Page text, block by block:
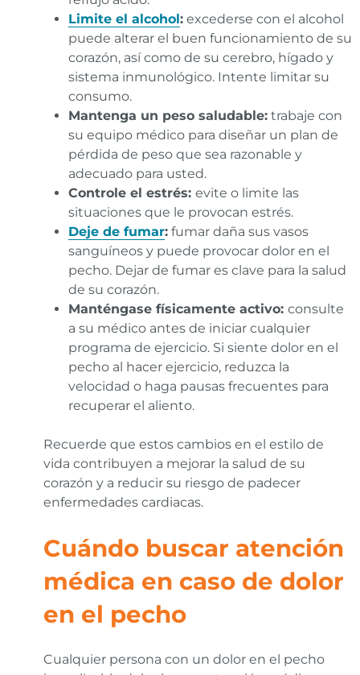
Limite el alcohol:excederse con el alcohol
puede alterar el buen funcionamiento de su
corazón, así como de su cerebro, hígado y
sistema inmunológico. Intente limitar su
consumo.
Mantenga un peso saludable:trabaje con
su equipo médico para diseñar un plan de
pérdida de peso que sea razonable y
adecuado para usted.
Controle el estrés: evite o limite las
situaciones que le provocan estrés.
Deje de fumar:fumar daña sus vasos
sanguíneos y puede provocar dolor en el
pecho. Dejar de fumar es clave para la salud
de su corazón.
Manténgase físicamente activo: consulte
a su médico antes de iniciar cualquier
programa de ejercicio. Si siente dolor en el
pecho al hacer ejercicio, reduzca la
velocidad o haga pausas frecuentes para
recuperar el aliento.
Recuerde que estos cambios en el estilo de
vida contribuyen a mejorar la salud de su
corazón y a reducir su riesgo de padecer
enfermedades cardiacas.
Cuándo buscar atención
médica en caso de dolor
en el pecho
Cualquier persona con un dolor en el pecho